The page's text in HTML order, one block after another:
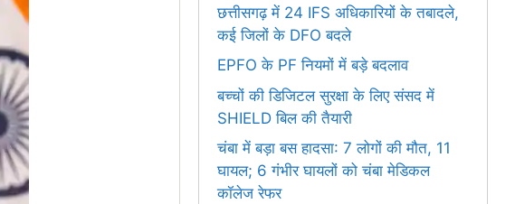
छत्तीसगढ़ में 24 IFS अधिकारियों के तबादले,
कई जिलों के DFO बदले
EPFO के PF नियमों में बड़े बदलाव
बच्चों की डिजिटल सुरक्षा के लिए संसद में
SHIELD बिल की तैयारी
चंबा में बड़ा बस हादसा: 7 लोगों की मौत, 11
घायल; 6 गंभीर घायलों को चंबा मेडिकल
कॉलेज रेफर